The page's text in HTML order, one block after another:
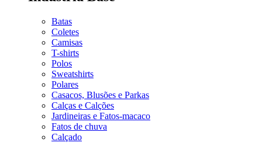
Batas
Coletes
Camisas
T-shirts
Polos
Sweatshirts
Polares
Casacos, Blusões e Parkas
Calças e Calções
Jardineiras e Fatos-macaco
Fatos de chuva
Calçado